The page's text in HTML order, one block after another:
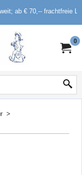
ab € 70,-- frachtfreie
0
>